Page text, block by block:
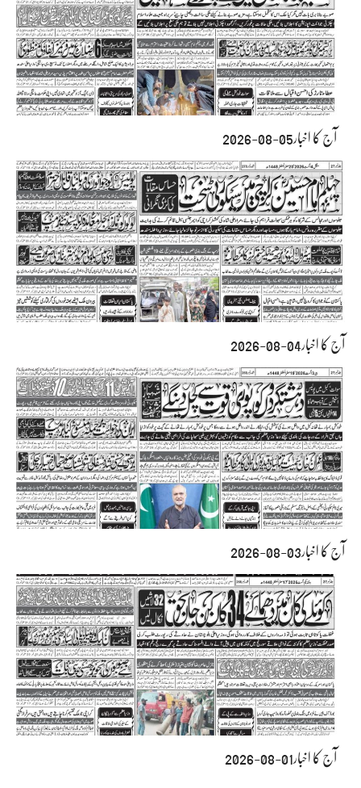
آج کا اخبار05-08-2026
آج کا اخبار04-08-2026
آج کا اخبار03-08-2026
آج کا اخبار01-08-2026